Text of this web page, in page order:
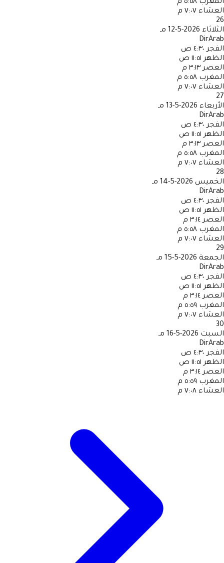
المغرب ٥:٥٨ م
العشاء ٧:٠٧ م
26
الثلاثاء 2026-5-12 مـ
DirArab
الفجر ٤:٣٠ ص
الظهر ١١:٥١ ص
العصر ٣:١٣ م
المغرب ٥:٥٨ م
العشاء ٧:٠٧ م
27
الأربعاء 2026-5-13 مـ
DirArab
الفجر ٤:٣٠ ص
الظهر ١١:٥١ ص
العصر ٣:١٣ م
المغرب ٥:٥٨ م
العشاء ٧:٠٧ م
28
الخميس 2026-5-14 مـ
DirArab
الفجر ٤:٣٠ ص
الظهر ١١:٥١ ص
العصر ٣:١٤ م
المغرب ٥:٥٨ م
العشاء ٧:٠٧ م
29
الجمعة 2026-5-15 مـ
DirArab
الفجر ٤:٣٠ ص
الظهر ١١:٥١ ص
العصر ٣:١٤ م
المغرب ٥:٥٩ م
العشاء ٧:٠٧ م
30
السبت 2026-5-16 مـ
DirArab
الفجر ٤:٣٠ ص
الظهر ١١:٥١ ص
العصر ٣:١٤ م
المغرب ٥:٥٩ م
العشاء ٧:٠٨ م